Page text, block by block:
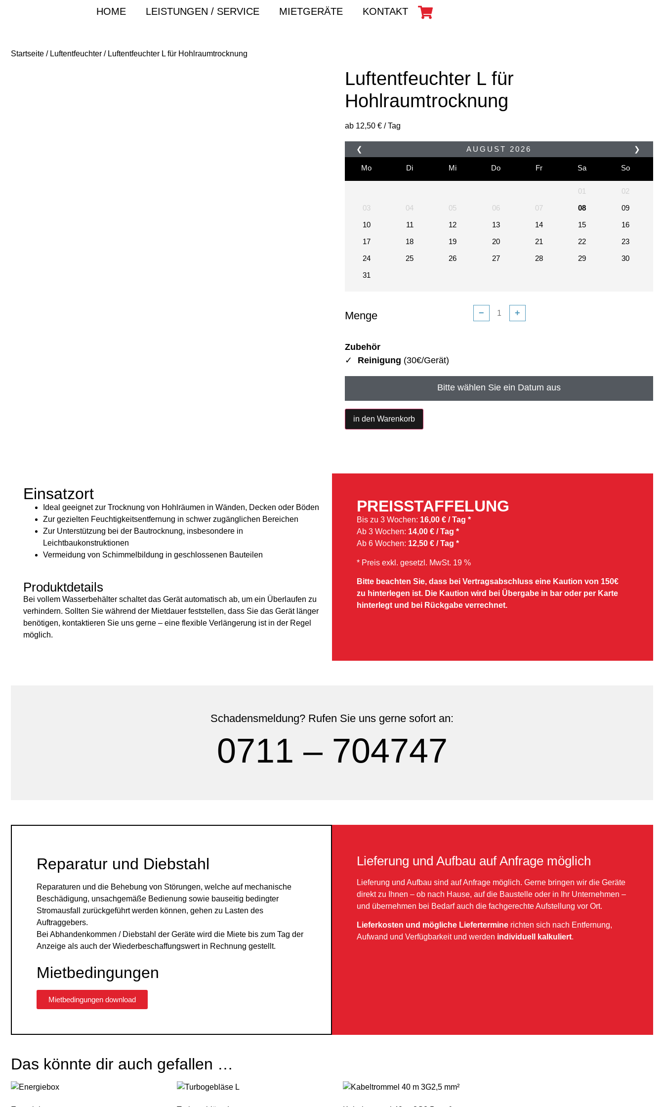
HOME LEISTUNGEN / SERVICE MIETGERÄTE KONTAKT
Startseite / Luftentfeuchter / Luftentfeuchter L für Hohlraumtrocknung
Luftentfeuchter L für
Hohlraumtrocknung
ab 12,50 € / Tag
❮ ❯
AUGUST 2026
Mo Di Mi Do Fr Sa So
01
02
03
04 05 06 07 08
09
10
11 12 13 14 15
16
17
18 19 20 21 22
23
24
25 26 27 28 29
30
31
Menge − +
Zubehör
Reinigung (30€/Gerät)
Bitte wählen Sie ein Datum aus
in den Warenkorb
Einsatzort
Ideal geeignet zur Trocknung von Hohlräumen in Wänden, Decken oder Böden
Zur gezielten Feuchtigkeitsentfernung in schwer zugänglichen Bereichen
Zur Unterstützung bei der Bautrocknung, insbesondere in
Leichtbaukonstruktionen
Vermeidung von Schimmelbildung in geschlossenen Bauteilen
Produktdetails
Bei vollem Wasserbehälter schaltet das Gerät automatisch ab, um ein Überlaufen zu
verhindern. Sollten Sie während der Mietdauer feststellen, dass Sie das Gerät länger
benötigen, kontaktieren Sie uns gerne – eine flexible Verlängerung ist in der Regel
möglich.
PREISSTAFFELUNG
Bis zu 3 Wochen: 16,00 € / Tag *
Ab 3 Wochen: 14,00 € / Tag *
Ab 6 Wochen: 12,50 € / Tag *
* Preis exkl. gesetzl. MwSt. 19 %
Bitte beachten Sie, dass bei Vertragsabschluss eine Kaution von 150€
zu hinterlegen ist. Die Kaution wird bei Übergabe in bar oder per Karte
hinterlegt und bei Rückgabe verrechnet.
Schadensmeldung? Rufen Sie uns gerne sofort an:
0711 – 704747
Reparatur und Diebstahl
Reparaturen und die Behebung von Störungen, welche auf mechanische
Beschädigung, unsachgemäße Bedienung sowie bauseitig bedingter
Stromausfall zurückgeführt werden können, gehen zu Lasten des
Auftraggebers.
Bei Abhandenkommen / Diebstahl der Geräte wird die Miete bis zum Tag der
Anzeige als auch der Wiederbeschaffungswert in Rechnung gestellt.
Mietbedingungen
Mietbedingungen download
Lieferung und Aufbau auf Anfrage möglich
Lieferung und Aufbau sind auf Anfrage möglich. Gerne bringen wir die Geräte
direkt zu Ihnen – ob nach Hause, auf die Baustelle oder in Ihr Unternehmen –
und übernehmen bei Bedarf auch die fachgerechte Aufstellung vor Ort.
Lieferkosten und mögliche Liefertermine richten sich nach Entfernung,
Aufwand und Verfügbarkeit und werden individuell kalkuliert.
Das könnte dir auch gefallen …